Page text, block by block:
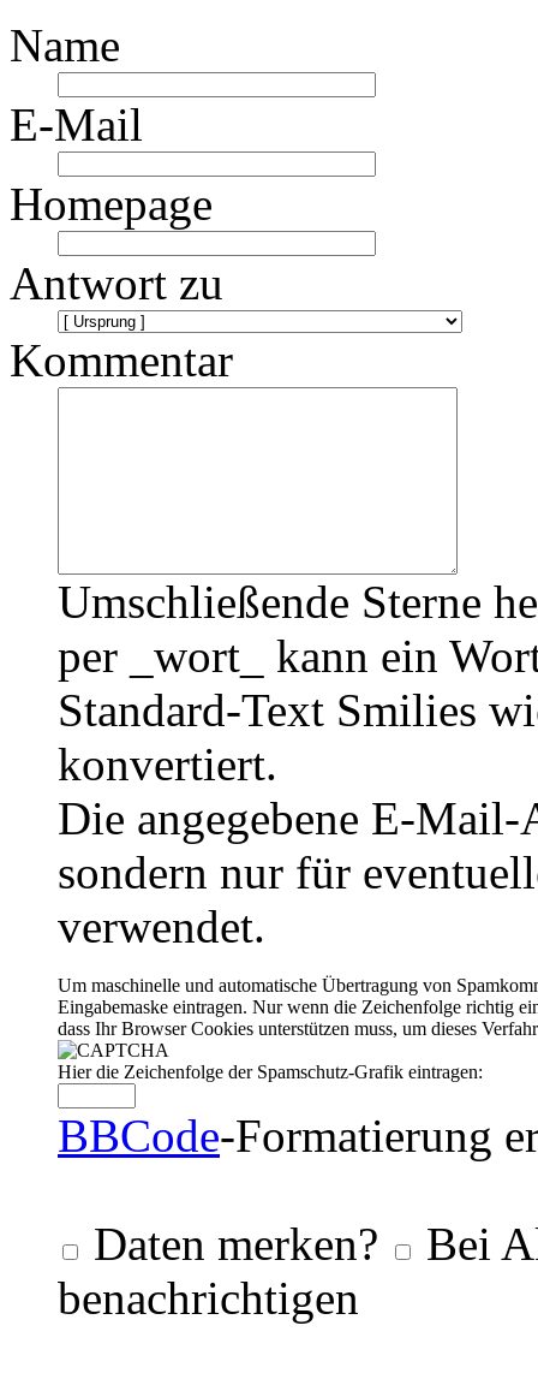
Name
E-Mail
Homepage
Antwort zu
Kommentar
Umschließende Sterne
per _wort_ kann ein
Standard-Text Smilies
konvertiert.
Die angegebene E-
sondern nur für
verwendet.
Um maschinelle und automatische Übertragung von
Eingabemaske eintragen. Nur wenn die Zeichenfolge richtig
dass Ihr Browser Cookies unterstützen muss, um dieses
Hier die Zeichenfolge der Spamschutz-Grafik eintragen:
BBCode-Formatierung
Daten merken?
Bei
benachrichtigen